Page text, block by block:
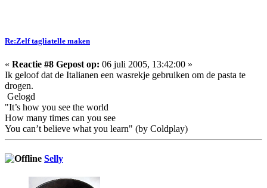
Re:Zelf tagliatelle maken
« Reactie #8 Gepost op: 06 juli 2005, 13:42:00 »
Ik geloof dat de Italianen een wasrekje gebruiken om de pasta te
drogen.
Gelogd
"It’s how you see the world
How many times can you see
You can’t believe what you learn" (by Coldplay)
Selly